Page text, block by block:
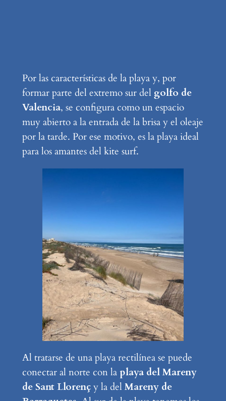
Por las características de la playa y, por
formar parte del extremo sur del golfo de
Valencia, se configura como un espacio
muy abierto a la entrada de la brisa y el oleaje
por la tarde. Por ese motivo, es la playa ideal
para los amantes del kite surf.
Al tratarse de una playa rectilínea se puede
conectar al norte con laplaya del Mareny
de Sant Llorençy la delMareny de